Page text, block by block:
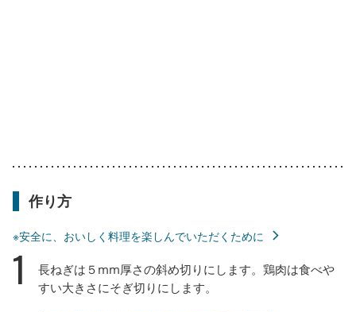
作り方
※安全に、おいしく料理を楽しんでいただくために
1
長ねぎは５mm厚さの斜め切りにします。鶏肉は食べや
すい大きさにそぎ切りにします。